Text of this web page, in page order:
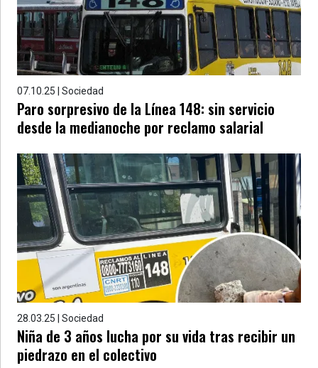
07.10.25 | Sociedad
Paro sorpresivo de la Línea 148: sin servicio
desde la medianoche por reclamo salarial
28.03.25 | Sociedad
Niña de 3 años lucha por su vida tras recibir un
piedrazo en el colectivo